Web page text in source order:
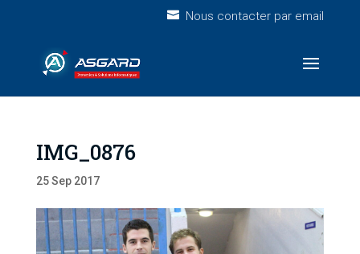
Nous contacter par email
IMG_0876
25 Sep 2017